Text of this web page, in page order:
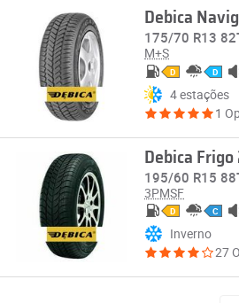
Debica
175/70 R13
M+S
D D
4 estações
1
Debica Frigo
195/60 R15
3PMSF
D C
Inverno
27